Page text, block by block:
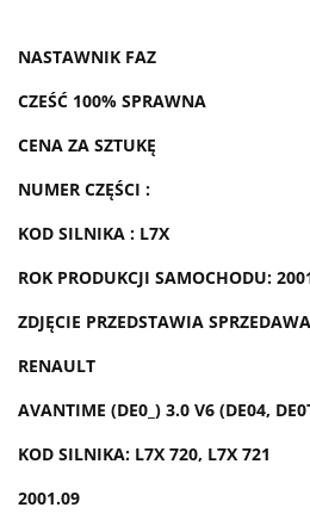
NASTAWNIK FAZ
CZEŚĆ 100% SPRAWNA
CENA ZA SZTUKĘ
NUMER CZĘŚCI :
KOD SILNIKA : L7X
ROK PRODUKCJI SAMOCHODU:
ZDJĘCIE PRZEDSTAWIA
RENAULT
AVANTIME (DE0_) 3.0 V6 (DE04,
KOD SILNIKA: L7X 720, L7X 721
2001.09